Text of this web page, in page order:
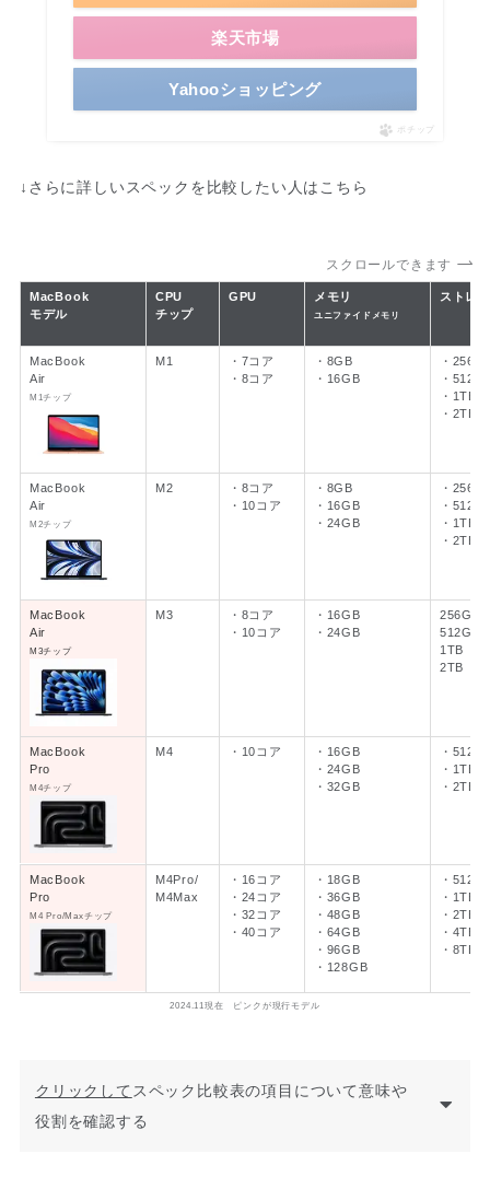
楽天市場
Yahooショッピング
ポチップ
↓さらに詳しいスペックを比較したい人はこちら
スクロールできます
MacBook
モデル
CPU
チップ
GPU メモリ
ユニファイドメモリ
ストレ
MacBook
Air
M1チップ
M1
・7コア
・8コア
・8GB
・16GB
・
・
・1TB
・2TB
MacBook
Air
M2チップ
M2
・8コア
・10コア
・8GB
・16GB
・24GB
・
・
・1TB
・2TB
MacBook
Air
M3チップ
M3
・8コア
・10コア
・16GB
・24GB
256GB
512GB
1TB
2TB
MacBook
Pro
M4チップ
M4 ・10コア
・16GB
・24GB
・32GB
・
・1TB
・2TB
MacBook
Pro
M4 Pro/Maxチップ
M4Pro/
M4Max
・16コア
・24コア
・32コア
・40コア
・18GB
・36GB
・48GB
・64GB
・96GB
・128GB
・
・1TB
・2TB
・4TB
・8TB
2024.11現在 ピンクが現行モデル
クリックして スペック比較表の項目について意味や
役割を確認する